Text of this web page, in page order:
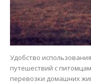
Удобство
путешествий с
перевозки домашних